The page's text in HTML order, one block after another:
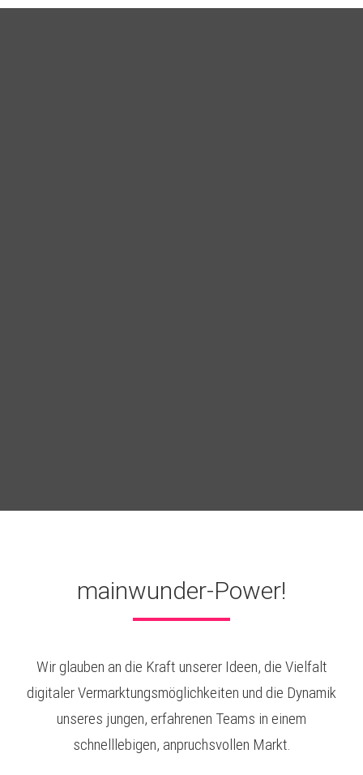
mainwunder-Power!
Wir glauben an die Kraft unserer Ideen, die Vielfalt
digitaler Vermarktungsmöglichkeiten und die Dynamik
unseres jungen, erfahrenen Teams in einem
schnelllebigen, anpruchsvollen Markt.